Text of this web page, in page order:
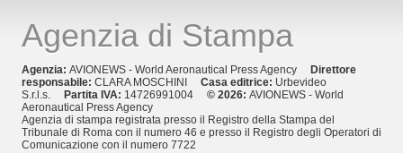
Agenzia di Stampa
Agenzia: AVIONEWS - World Aeronautical Press Agency
Direttore
responsabile: CLARA MOSCHINI Casa editrice: Urbevideo
S.r.l.s.
Partita IVA: 14726991004 © 2026: AVIONEWS - World
Aeronautical Press Agency
Agenzia di stampa registrata presso il Registro della Stampa del
Tribunale di Roma con il numero 46 e presso il Registro degli Operatori di
Comunicazione con il numero 7722